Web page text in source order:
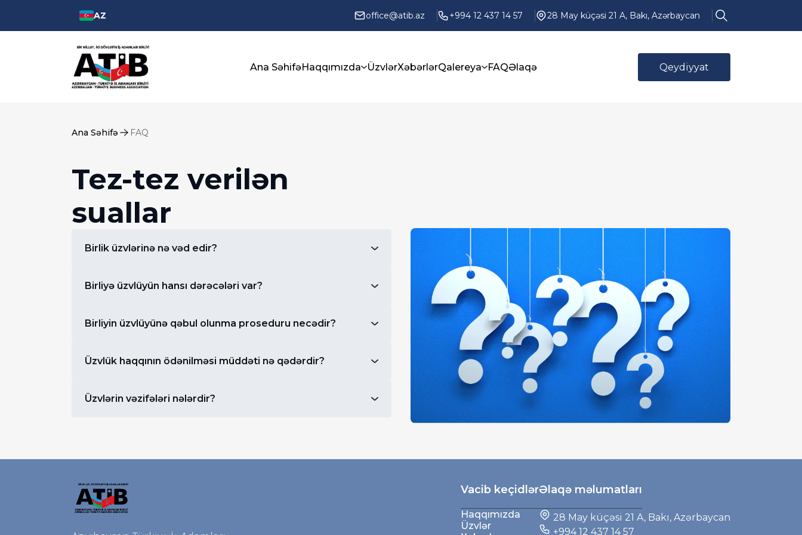
AZ office@atib.az +994 12 437 14 57 28 May küçəsi 21 A, Bakı, Azərbaycan
Ana SəhifəHaqqımızda ÜzvlərXəbərlərQalereya FAQƏlaqə Qeydiyyat
Ana Səhifə FAQ
Tez-tez verilən
suallar
Birlik üzvlərinə nə vəd edir?
Birliyə üzvlüyün hansı dərəcələri var?
Birliyin üzvlüyünə qəbul olunma proseduru necədir?
Üzvlük haqqının ödənilməsi müddəti nə qədərdir?
Üzvlərin vəzifələri nələrdir?
Vacib keçidlər
Haqqımızda
Üzvlər
Əlaqə məlumatları
28 May küçəsi 21 A, Bakı, Azərbaycan
+994 12 437 14 57